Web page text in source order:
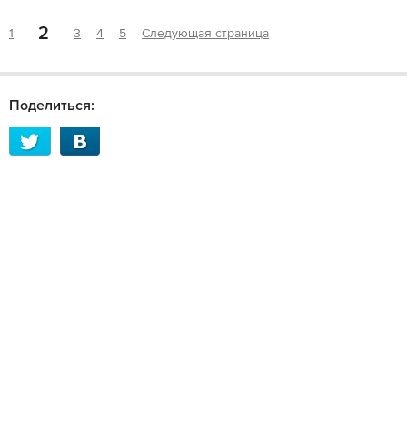
1 2 3 4 5 Следующая страница
Поделиться: